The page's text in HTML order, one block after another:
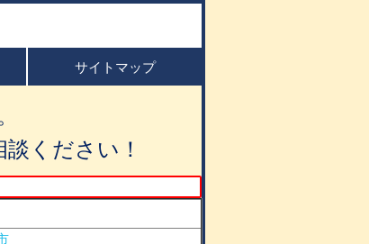
サイトマップ
ください！